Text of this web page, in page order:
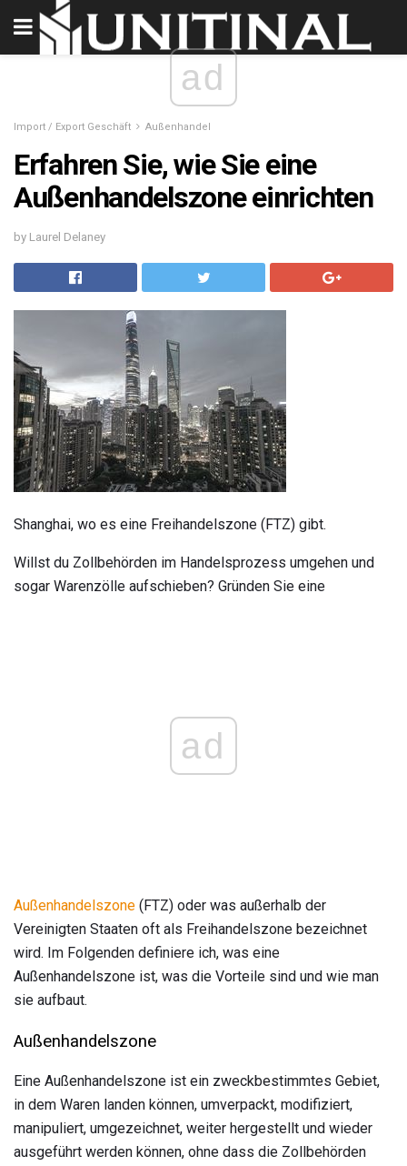
ad
Import / Export Geschäft Außenhandel
Erfahren Sie, wie Sie eine
Außenhandelszone einrichten
by Laurel Delaney
Shanghai, wo es eine Freihandelszone (FTZ) gibt.
Willst du Zollbehörden im Handelsprozess umgehen und
sogar Warenzölle aufschieben? Gründen Sie eine
ad
Außenhandelszone (FTZ) oder was außerhalb der
Vereinigten Staaten oft als Freihandelszone bezeichnet
wird. Im Folgenden definiere ich, was eine
Außenhandelszone ist, was die Vorteile sind und wie man
sie aufbaut.
Außenhandelszone
Eine Außenhandelszone ist ein zweckbestimmtes Gebiet,
in dem Waren landen können, umverpackt, modifiziert,
manipuliert, umgezeichnet, weiter hergestellt und wieder
ausgeführt werden können, ohne dass die Zollbehörden